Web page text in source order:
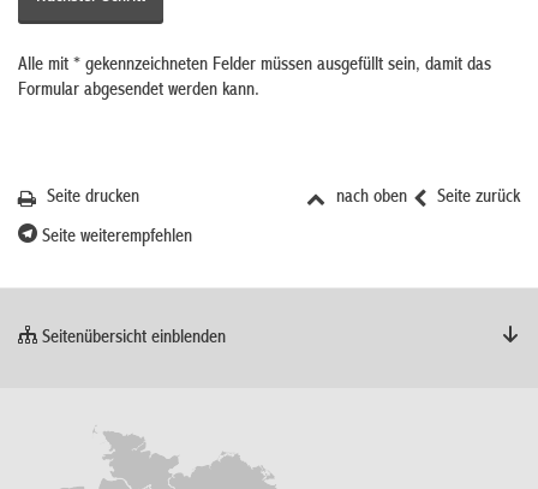
Alle mit * gekennzeichneten Felder müssen ausgefüllt sein, damit das
Formular abgesendet werden kann.
Seite zurück
nach oben
Seite drucken
Seite weiterempfehlen
Seitenübersicht einblenden